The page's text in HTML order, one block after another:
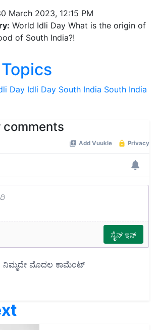
March 2023, 12:15 PM
World Idli Day What is the origin of
of South India?!
Day Idli Day South India South India
comments